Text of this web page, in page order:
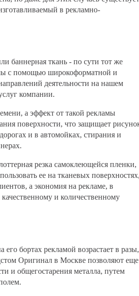
в рекламно-
баннерная ткань - по сути тот же
с помощью широкоформатной и
деятельности на нашем
компании.
а эффект от такой рекламы
поверхности, что защищает
и в автомойках, стирания и
резка самоклеющейся пленки,
ее на тканевых поверхностях,
а экономия на рекламе, в
и количественному
бортах рекламой возрастает в
Оригинал в Москве позволяют
и общегостарения металла, путем